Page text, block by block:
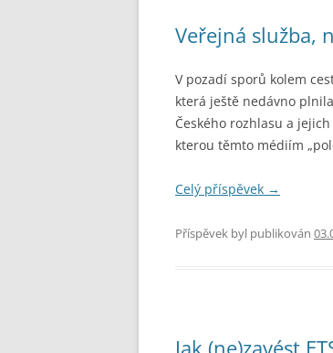
Veřejná služba,
V pozadí sporů kolem
která ještě nedávno
Českého rozhlasu a
kterou těmto médiím
Celý příspěvek →
Příspěvek byl publikován
Jak (ne)zavést